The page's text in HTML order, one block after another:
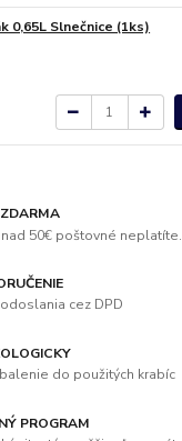
0,65L Slnečnice (1ks)
50€ poštovné neplatíte.
cez DPD
do použitých krabíc
PROGRAM